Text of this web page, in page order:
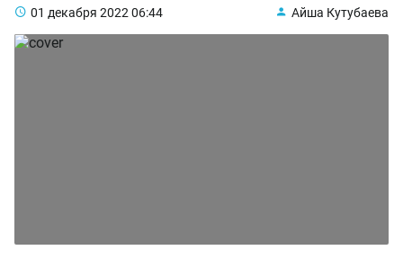
01 декабря 2022 06:44 Айша Кутубаева